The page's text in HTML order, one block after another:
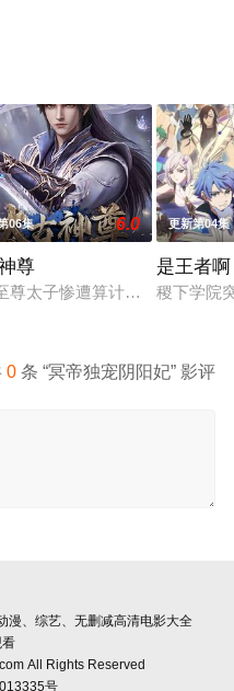
山为期一年的守夜人集训考核
06集 6.0
尊
尊太子惨遭算计身死，重生跌
更新第04集
是王者
稷下学院
0 条 “冥帝独宠阴阳妃” 影评
漫、综艺、无删减高清电影大全
All Rights Reserved
号